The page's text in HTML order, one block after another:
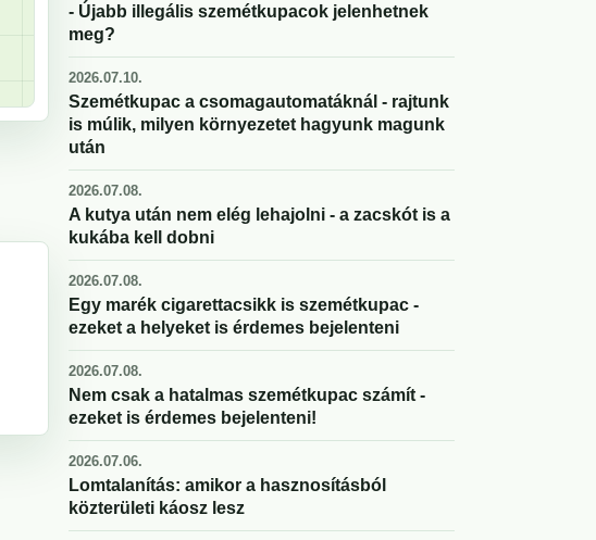
- Újabb illegális szemétkupacok jelenhetnek
meg?
2026.07.10.
Szemétkupac a csomagautomatáknál - rajtunk
is múlik, milyen környezetet hagyunk magunk
után
2026.07.08.
A kutya után nem elég lehajolni - a zacskót is a
kukába kell dobni
2026.07.08.
Egy marék cigarettacsikk is szemétkupac -
ezeket a helyeket is érdemes bejelenteni
2026.07.08.
Nem csak a hatalmas szemétkupac számít -
ezeket is érdemes bejelenteni!
2026.07.06.
Lomtalanítás: amikor a hasznosításból
közterületi káosz lesz